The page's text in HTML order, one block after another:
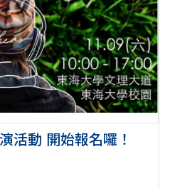
性/別暴力主題互動展演活動 開始報名囉！